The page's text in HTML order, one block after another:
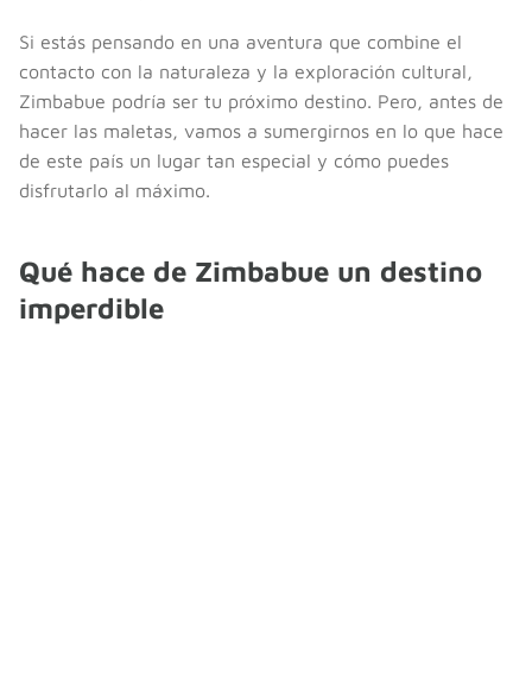
Si estás pensando en una aventura que combine el
contacto con la naturaleza y la exploración cultural,
Zimbabue podría ser tu próximo destino. Pero, antes de
hacer las maletas, vamos a sumergirnos en lo que hace
de este país un lugar tan especial y cómo puedes
disfrutarlo al máximo.
Qué hace de Zimbabue un destino
imperdible